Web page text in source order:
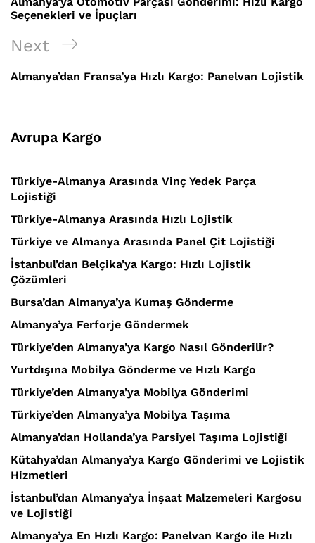
Seçenekleri ve İpuçları
Next
Post
Next
Almanya’dan Fransa’ya Hızlı Kargo: Panelvan Lojistik
Avrupa Kargo
Türkiye-Almanya Arasında Vinç Yedek Parça
Lojistiği
Türkiye-Almanya Arasında Hızlı Lojistik
Türkiye ve Almanya Arasında Panel Çit Lojistiği
İstanbul’dan Belçika’ya Kargo: Hızlı Lojistik
Çözümleri
Bursa’dan Almanya’ya Kumaş Gönderme
Almanya’ya Ferforje Göndermek
Türkiye’den Almanya’ya Kargo Nasıl Gönderilir?
Yurtdışına Mobilya Gönderme ve Hızlı Kargo
Türkiye’den Almanya’ya Mobilya Gönderimi
Türkiye’den Almanya’ya Mobilya Taşıma
Almanya’dan Hollanda’ya Parsiyel Taşıma Lojistiği
Kütahya’dan Almanya’ya Kargo Gönderimi ve Lojistik
Hizmetleri
İstanbul’dan Almanya’ya İnşaat Malzemeleri Kargosu
ve Lojistiği
Almanya’ya En Hızlı Kargo: Panelvan Kargo ile Hızlı